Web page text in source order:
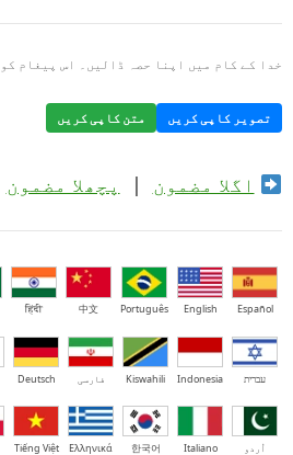
خدا کے کام میں اپنا حصہ ڈالیں۔ اس پیغام
تصویر کاپی کریں متن کاپی کریں
اگلا مضمون | پچھلا مضمون
Español
English
Português
中文
हिंदी
עברית Indonesia
Kiswahili فارسی Deutsch
اُردو Italiano
한국어
Ελληνικά
Tiếng Việt